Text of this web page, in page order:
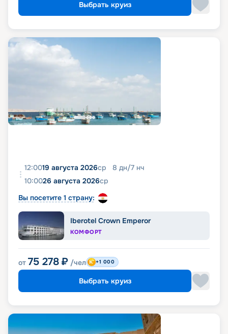
Выбрать круиз
12:0019 августа 2026ср 8 дн/7 нч
10:0026 августа 2026ср
Вы посетите 1 страну:
Iberotel Crown Emperor
КОМФОРТ
от 75 278 ₽ /чел +1 000
Выбрать круиз